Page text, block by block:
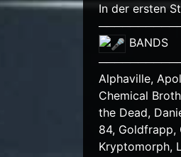
In der ersten
BANDS
Alphaville,
Chemical
the Dead,
84, Goldfrapp,
Kryptomorph,